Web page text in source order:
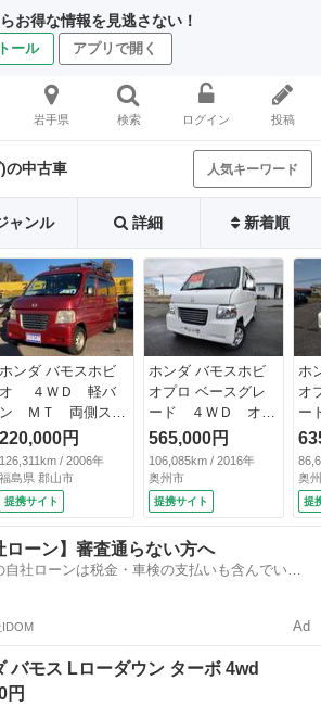
お得な情報を見逃さない！
ール アプリで開く
岩手県 検索 ログイン 投稿
の中古車 人気キーワード
ャンル 詳細 新着順
ホンダ バモスホビ
オ ４ＷＤ 軽バ
ン ＭＴ 両側スラ
イドドア キーレス
エントリー エアコ
ン パワーステアリ
ング パワーウィン
ドウ 運転席エアバ
ッグ 助手席エアバ
ッグ （車検整備
付）
220,000円
126,311km / 2006年
福島県 郡山市
提携サイト
ホンダ バモスホビ
オプロ ベースグレ
ード ４ＷＤ オー
バーヘッドシェル
フ リアヒーター
ステレオ （車検整
備付）
565,000円
106,085km / 2016年
奥州市
提携サイト
ホ
オ
ー
ヒ
ス
シ
備
奥
提
ローン】審査通らない方へ
自社ローンは税金・車検の支払いも含んでいる
Ad
バモス Lローダウン ターボ 4wd
円